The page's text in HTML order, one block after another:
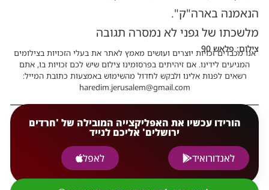
הנאמנה בארה"ק".
מלשכתו של גפני לא נמסרה תגובה
צילום: פלאש 90
אנו מכבדים זכויות יוצרים ועושים מאמץ לאתר את בעלי הזכויות בצילומים
המגיעים לידינו. אם זיהיתים בפרסומינו צילום שיש לכם זכויות בו, אתם
רשאים לפנות אלינו ולבקש לחדול מהשימוש באמצעות כתובת המייל:
haredim.jerusalem@gmail.com
הורידו עכשיו את האפליקצייה המובילה של 'חרדים
ירושלים' אליכם לנייד
לאנדורואיד
לאפל